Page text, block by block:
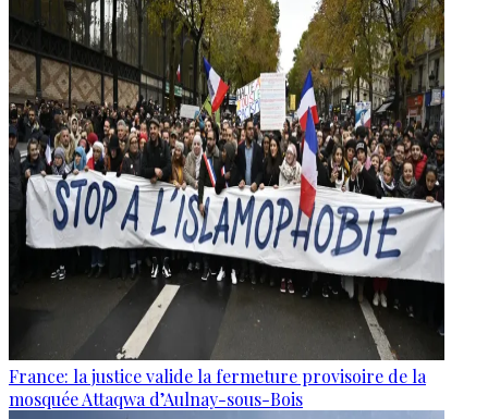
France: la justice valide la fermeture provisoire de la
mosquée Attaqwa d’Aulnay-sous-Bois